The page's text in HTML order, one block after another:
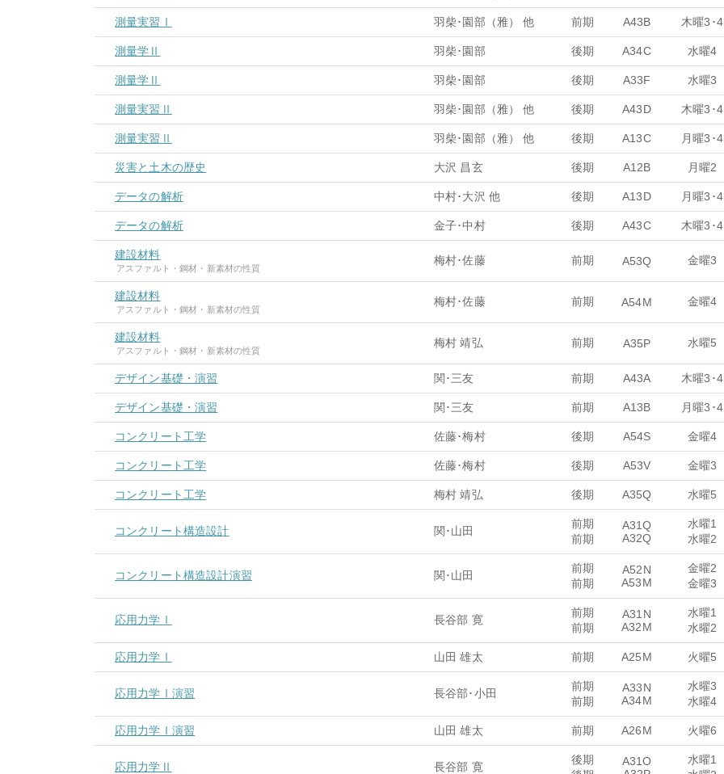
測量実習Ⅰ 羽柴･園部（雅） 他 前期 A43B 木曜3･4
測量学Ⅱ 羽柴･園部 後期 A34C 水曜4
測量学Ⅱ 羽柴･園部 後期 A33F 水曜3
測量実習Ⅱ 羽柴･園部（雅） 他 後期 A43D 木曜3･4
測量実習Ⅱ 羽柴･園部（雅） 他 後期 A13C 月曜3･4
災害と土木の歴史 大沢 昌玄 後期 A12B 月曜2
データの解析 中村･大沢 他 後期 A13D 月曜3･4
データの解析 金子･中村 後期 A43C 木曜3･4
建設材料
アスファルト・鋼材・新素材の性質
梅村･佐藤 前期 A53Q 金曜3
建設材料
アスファルト・鋼材・新素材の性質
梅村･佐藤 前期 A54M 金曜4
建設材料
アスファルト・鋼材・新素材の性質
梅村 靖弘 前期 A35P 水曜5
デザイン基礎・演習 関･三友 前期 A43A 木曜3･4
デザイン基礎・演習 関･三友 前期 A13B 月曜3･4
コンクリート工学 佐藤･梅村 後期 A54S 金曜4
コンクリート工学 佐藤･梅村 後期 A53V 金曜3
コンクリート工学 梅村 靖弘 後期 A35Q 水曜5
コンクリート構造設計 関･山田
前期
前期
A31Q
A32Q
水曜1
水曜2
コンクリート構造設計演習 関･山田
前期
前期
A52N
A53M
金曜2
金曜3
応用力学Ⅰ 長谷部 寛
前期
前期
A31N
A32M
水曜1
水曜2
応用力学Ⅰ 山田 雄太 前期 A25M 火曜5
応用力学Ⅰ演習 長谷部･小田
前期
前期
A33N
A34M
水曜3
水曜4
応用力学Ⅰ演習 山田 雄太 前期 A26M 火曜6
応用力学Ⅱ 長谷部 寛
後期
A31O
水曜1